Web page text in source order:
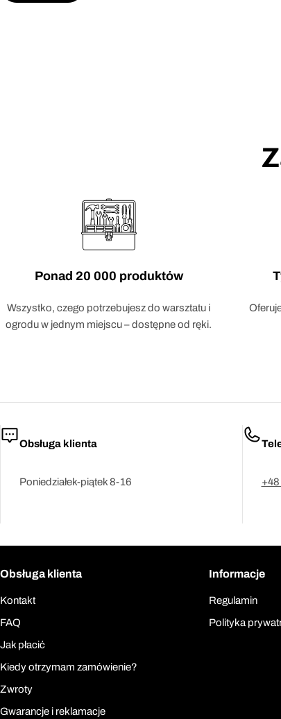
Ponad 20 000 produktów
Wszystko, czego potrzebujesz do warsztatu i
ogrodu w jednym miejscu – dostępne od ręki.
Obsługa klienta
Poniedziałek-piątek 8-16
Obsługa klienta
Kontakt
FAQ
Jak płacić
Kiedy otrzymam zamówienie?
Zwroty
Gwarancje i reklamacje
Informacje
Regulamin
Polityka